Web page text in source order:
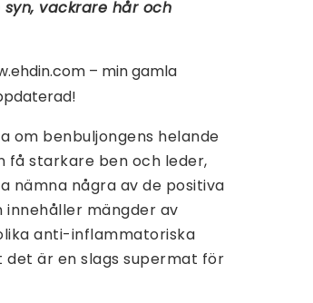
vackrare hår och
– min gamla
om benbuljongens helande
få starkare ben och leder,
nämna några av de positiva
mängder av
anti-inflammatoriska
det är en slags supermat för